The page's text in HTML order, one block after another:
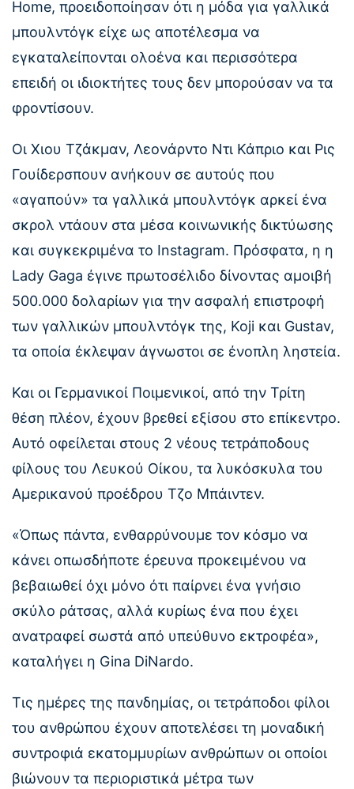
Home, προειδοποίησαν ότι η μόδα για γαλλικά
μπουλντόγκ είχε ως αποτέλεσμα να
εγκαταλείπονται ολοένα και περισσότερα
επειδή οι ιδιοκτήτες τους δεν μπορούσαν να τα
φροντίσουν.
Οι Χιου Τζάκμαν, Λεονάρντο Ντι Κάπριο και Ρις
Γουίδερσπουν ανήκουν σε αυτούς που
«αγαπούν» τα γαλλικά μπουλντόγκ αρκεί ένα
σκρολ ντάουν στα μέσα κοινωνικής δικτύωσης
και συγκεκριμένα το Instagram. Πρόσφατα, η η
Lady Gaga έγινε πρωτοσέλιδο δίνοντας αμοιβή
500.000 δολαρίων για την ασφαλή επιστροφή
των γαλλικών μπουλντόγκ της, Koji και Gustav,
τα οποία έκλεψαν άγνωστοι σε ένοπλη ληστεία.
Και οι Γερμανικοί Ποιμενικοί, από την Τρίτη
θέση πλέον, έχουν βρεθεί εξίσου στο επίκεντρο.
Αυτό οφείλεται στους 2 νέους τετράποδους
φίλους του Λευκού Οίκου, τα λυκόσκυλα του
Αμερικανού προέδρου Τζο Μπάιντεν.
«Όπως πάντα, ενθαρρύνουμε τον κόσμο να
κάνει οπωσδήποτε έρευνα προκειμένου να
βεβαιωθεί όχι μόνο ότι παίρνει ένα γνήσιο
σκύλο ράτσας, αλλά κυρίως ένα που έχει
ανατραφεί σωστά από υπεύθυνο εκτροφέα»,
καταλήγει η Gina DiNardo.
Τις ημέρες της πανδημίας, οι τετράποδοι φίλοι
του ανθρώπου έχουν αποτελέσει τη μοναδική
συντροφιά εκατομμυρίων ανθρώπων οι οποίοι
βιώνουν τα περιοριστικά μέτρα των